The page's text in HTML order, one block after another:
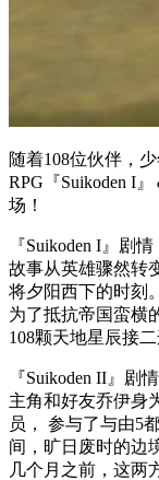
随着108位伙伴，
RPG『Suikoden I
场！
『Suikoden I』剧情
故事从英雄骤然转
将夕阳西下的时刻。
为了抵抗帝国蛮横
108颗天地星辰接
『Suikoden II』剧情
主角和好友乔伊身
员， 参与了与由5
间，旷日废时的边
几个月之前，这两